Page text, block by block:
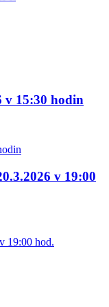
v 15:30 hodin
v 19:00
19:00 hod.